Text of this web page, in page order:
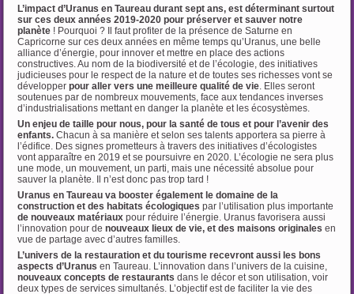
L’impact d’Uranus en Taureau durant sept ans, est déterminant surtout
sur ces deux années 2019-2020 pour préserver et sauver notre
planète ! Pourquoi ? Il faut profiter de la présence de Saturne en
Capricorne sur ces deux années en même temps qu’Uranus, une belle
alliance d’énergie, pour innover et mettre en place des actions
constructives. Au nom de la biodiversité et de l’écologie, des initiatives
judicieuses pour le respect de la nature et de toutes ses richesses vont se
développerpour aller vers une meilleure qualité de vie. Elles seront
soutenues par de nombreux mouvements, face aux tendances inverses
d’industrialisations mettant en danger la planète et les écosystèmes.
Un enjeu de taille pour nous, pour la santé de tous et pour l’avenir des
enfants. Chacun à sa manière et selon ses talents apportera sa pierre à
l’édifice. Des signes prometteurs à travers des initiatives d’écologistes
vont apparaître en 2019 et se poursuivre en 2020. L’écologie ne sera plus
une mode, un mouvement, un parti, mais une nécessité absolue pour
sauver la planète. Il n’est donc pas trop tard !
Uranus en Taureau va booster également le domaine de la
construction et des habitats écologiques par l’utilisation plus importante
de nouveaux matériaux pour réduire l’énergie. Uranus favorisera aussi
l’innovation pour denouveaux lieux de vie, et des maisons originales en
vue de partage avec d’autres familles.
L’univers de la restauration et du tourisme recevront aussi les bons
aspects d’Uranus en Taureau. L’innovation dans l’univers de la cuisine,
nouveaux concepts de restaurants dans le décor et son utilisation, voir
deux types de services simultanés. L’objectif est de faciliter la vie des